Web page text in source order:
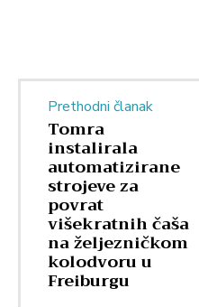
Prethodni članak
Tomra
instalirala
automatizirane
strojeve za
povrat
višekratnih čaša
na željezničkom
kolodvoru u
Freiburgu